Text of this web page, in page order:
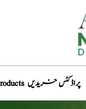
Products پراڈکٹس خریدیں